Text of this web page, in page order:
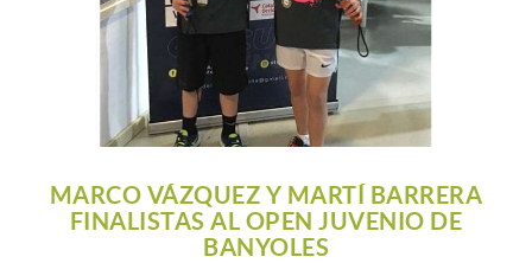
MARCO VÁZQUEZ Y MARTÍ BARRERA
FINALISTAS AL OPEN JUVENIO DE
BANYOLES